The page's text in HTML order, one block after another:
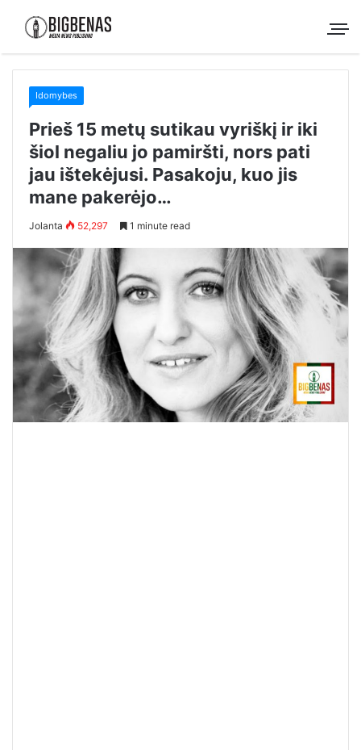
Idomybes
Prieš 15 metų sutikau vyriškį ir iki
šiol negaliu jo pamiršti, nors pati
jau ištekėjusi. Pasakoju, kuo jis
mane pakerėjo…
Jolanta 52,297 1 minute read